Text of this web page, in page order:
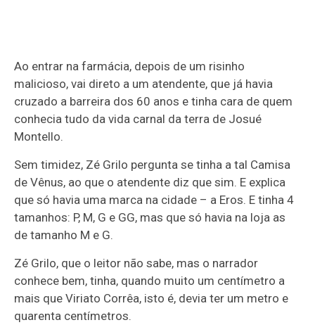
Ao entrar na farmácia, depois de um risinho
malicioso, vai direto a um atendente, que já havia
cruzado a barreira dos 60 anos e tinha cara de quem
conhecia tudo da vida carnal da terra de Josué
Montello.
Sem timidez, Zé Grilo pergunta se tinha a tal Camisa
de Vênus, ao que o atendente diz que sim. E explica
que só havia uma marca na cidade – a Eros. E tinha 4
tamanhos: P, M, G e GG, mas que só havia na loja as
de tamanho M e G.
Zé Grilo, que o leitor não sabe, mas o narrador
conhece bem, tinha, quando muito um centímetro a
mais que Viriato Corrêa, isto é, devia ter um metro e
quarenta centímetros.